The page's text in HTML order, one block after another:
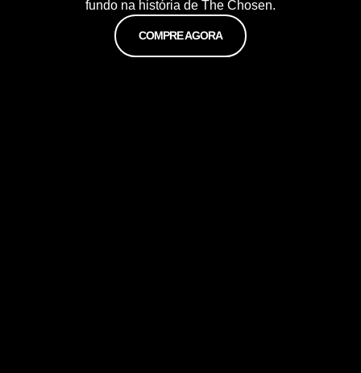
fundo na história de The Chosen.
COMPRE AGORA